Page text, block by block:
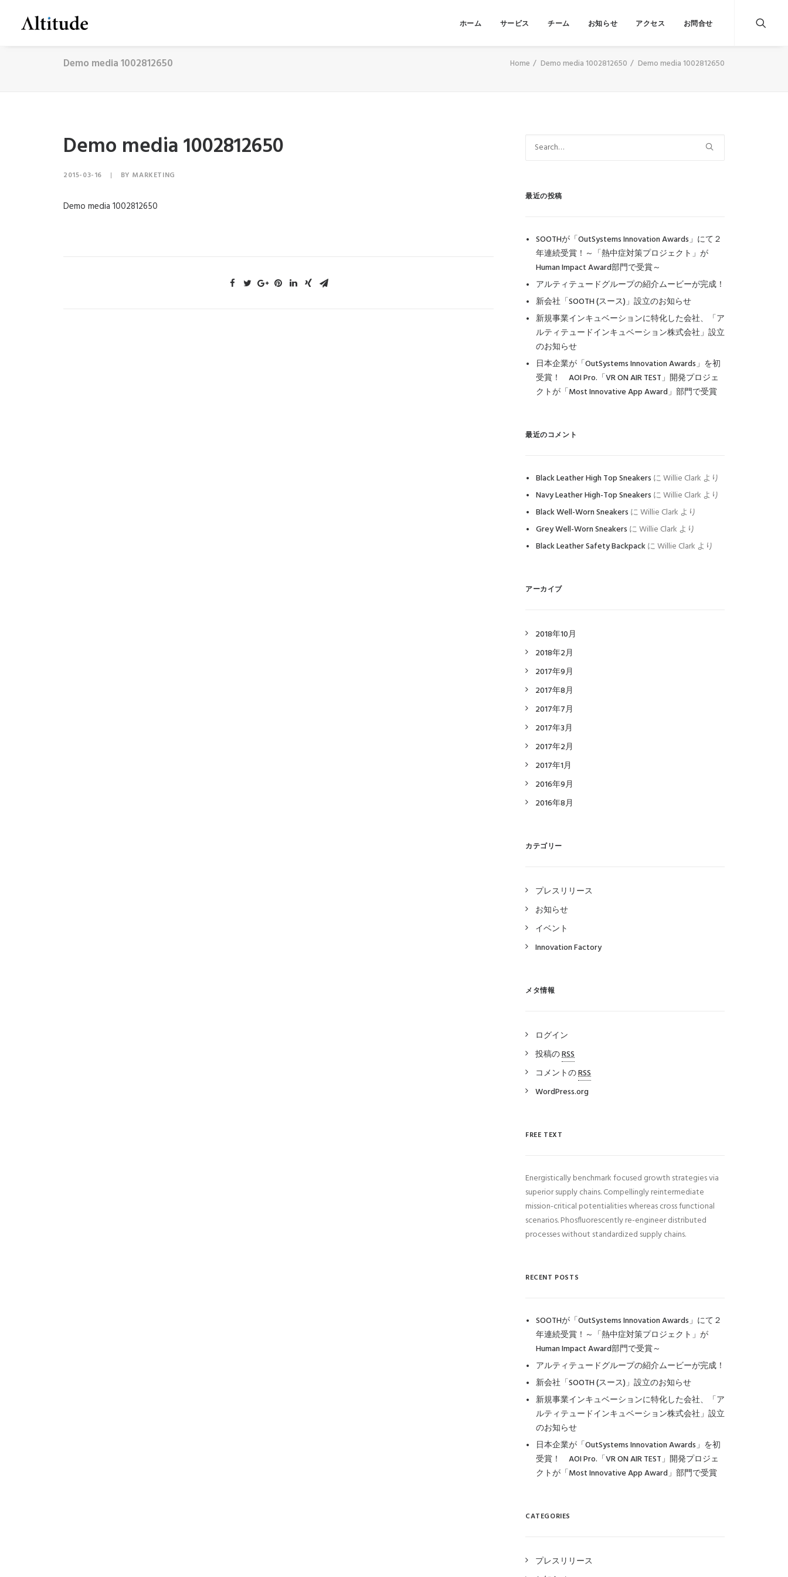
ホーム サービス チーム お知らせ アクセス お問合せ
Demo media 1002812650 Home Demo media 1002812650 Demo media 1002812650
Demo media 1002812650
2015-03-16 | BY MARKETING
Demo media 1002812650
最近の投稿
SOOTHが「OutSystems Innovation Awards」にて２
年連続受賞！～「熱中症対策プロジェクト」が
Human Impact Award部門で受賞～
アルティテュードグループの紹介ムービーが完成！
新会社「SOOTH (スース)」設立のお知らせ
新規事業インキュベーションに特化した会社、「ア
ルティテュードインキュベーション株式会社」設立
のお知らせ
日本企業が「OutSystems Innovation Awards」を初
受賞！ AOI Pro.「VR ON AIR TEST」開発プロジェ
クトが「Most Innovative App Award」部門で受賞
最近のコメント
Black Leather High Top Sneakers にWillie Clark より
Navy Leather High-Top Sneakers にWillie Clark より
Black Well-Worn Sneakers にWillie Clark より
Grey Well-Worn Sneakers にWillie Clark より
Black Leather Safety BackpackにWillie Clark より
アーカイブ
2018年10月
2018年2月
2017年9月
2017年8月
2017年7月
2017年3月
2017年2月
2017年1月
2016年9月
2016年8月
カテゴリー
プレスリリース
お知らせ
イベント
Innovation Factory
メタ情報
ログイン
投稿のRSS
コメントのRSS
WordPress.org
FREE TEXT
Energistically benchmark focused growth strategies via
superior supply chains. Compellingly reintermediate
mission-critical potentialities whereas cross functional
scenarios. Phosfluorescently re-engineer distributed
processes without standardized supply chains.
RECENT POSTS
SOOTHが「OutSystems Innovation Awards」にて２
年連続受賞！～「熱中症対策プロジェクト」が
Human Impact Award部門で受賞～
アルティテュードグループの紹介ムービーが完成！
新会社「SOOTH (スース)」設立のお知らせ
新規事業インキュベーションに特化した会社、「ア
ルティテュードインキュベーション株式会社」設立
のお知らせ
日本企業が「OutSystems Innovation Awards」を初
受賞！ AOI Pro.「VR ON AIR TEST」開発プロジェ
クトが「Most Innovative App Award」部門で受賞
CATEGORIES
プレスリリース